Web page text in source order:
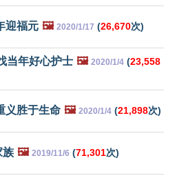
迎福元 🖼️ 2020/1/17 (26,670次)
当年好心护士 🖼️ 2020/1/4 (23,558
义胜于生命 🖼️ 2020/1/4 (21,898次)
族 🖼️ 2019/11/6 (71,301次)